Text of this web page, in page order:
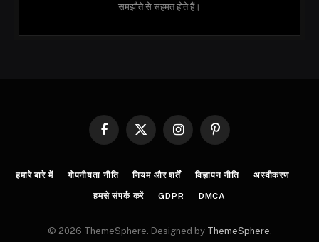
समझौते से सहमत होते हैं।
Facebook
X
InstagramPinterest
हमारे बारे में गोपनीयता नीति नियम और शर्तें विज्ञापन नीति अस्वीकरण
हमसे संपर्क करें GDPR DMCA
© 2026 ThemeSphere. Designed by ThemeSphere